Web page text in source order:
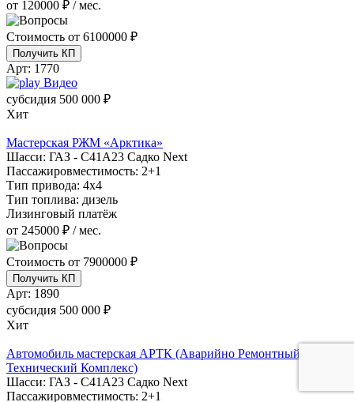
от 120000 ₽ / мес.
Стоимость от 6100000 ₽
Получить КП
Арт: 1770
Видео
субсидия 500 000 ₽
Хит
Мастерская РЖМ «Арктика»
Шасси: ГАЗ - С41А23 Садко Next
Пассажировместимость: 2+1
Тип привода: 4х4
Тип топлива: дизель
Лизинговый платёж
от 245000 ₽ / мес.
Стоимость от 7900000 ₽
Получить КП
Арт: 1890
субсидия 500 000 ₽
Хит
Автомобиль мастерская АРТК (Аварийно Ремонтный
Технический Комплекс)
Шасси: ГАЗ - С41А23 Садко Next
Пассажировместимость: 2+1